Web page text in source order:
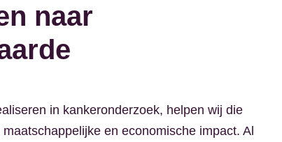
naar
in kankeronderzoek, helpen wij die
en economische impact. Al